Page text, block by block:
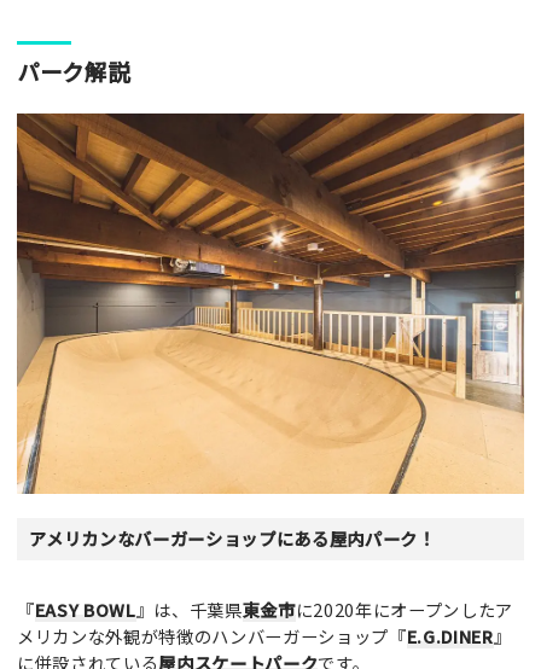
パーク解説
アメリカンなバーガーショップにある屋内パーク！
『EASY BOWL』は、千葉県東金市に2020年にオープンしたア
メリカンな外観が特徴のハンバーガーショップ『E.G.DINER』
に併設されている屋内スケートパークです。